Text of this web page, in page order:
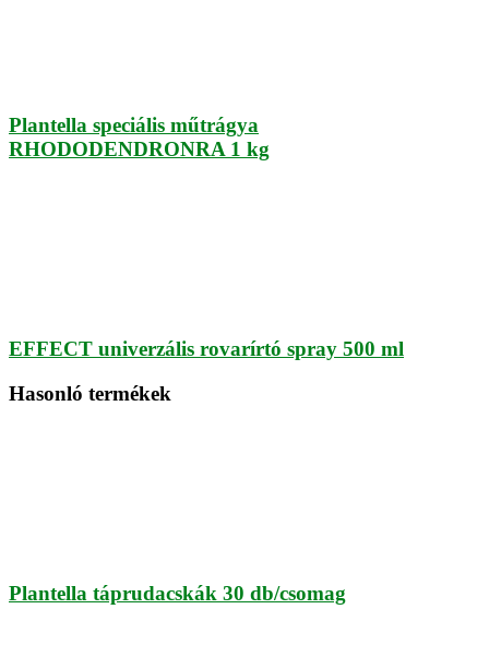
Plantella speciális műtrágya
RHODODENDRONRA 1 kg
EFFECT univerzális rovarírtó spray 500 ml
Hasonló termékek
Plantella táprudacskák 30 db/csomag